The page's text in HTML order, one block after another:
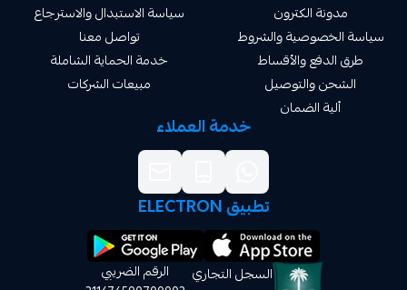
والشروط
والأقساط
والتوصيل
سياسة الاستبدال والاسترجاع
خدمة الحماية الشاملة
مبيعات الشركات
خدمة العملاء
السجل التجاري
الرقم الضريبي